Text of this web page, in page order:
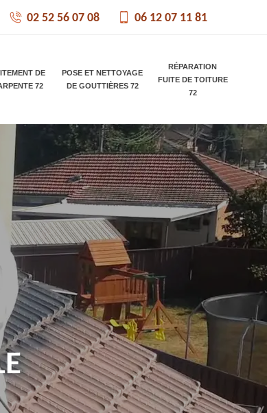
02 52 56 07 08 06 12 07 11 81
DE
72
POSE ET NETTOYAGE
DE GOUTTIÈRES 72
RÉPARATION
FUITE DE TOITURE
72